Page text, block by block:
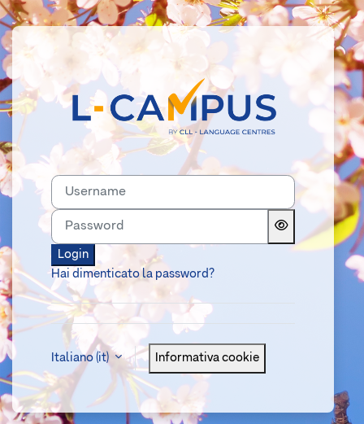
Vai al contenuto principale
Login su
Username
Password
Login
Hai dimenticato la password?
Italiano ‎(it)‎ Informativa cookie